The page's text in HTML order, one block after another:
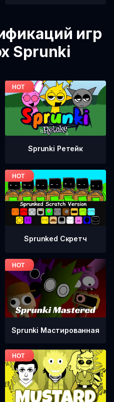
игр
Sprunki
Sprunki Ретейк
Sprunked Скретч
Sprunki Мастированная